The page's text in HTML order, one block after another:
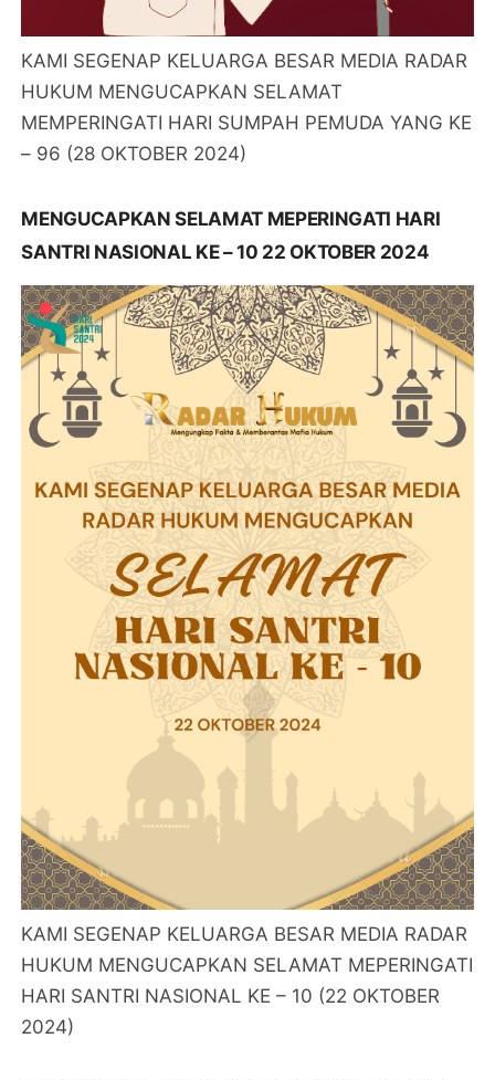
KAMI SEGENAP KELUARGA BESAR MEDIA RADAR
HUKUM MENGUCAPKAN SELAMAT
MEMPERINGATI HARI SUMPAH PEMUDA YANG KE
– 96 (28 OKTOBER 2024)
MENGUCAPKAN SELAMAT MEPERINGATI HARI
SANTRI NASIONAL KE – 10 22 OKTOBER 2024
KAMI SEGENAP KELUARGA BESAR MEDIA RADAR
HUKUM MENGUCAPKAN SELAMAT MEPERINGATI
HARI SANTRI NASIONAL KE – 10 (22 OKTOBER
2024)